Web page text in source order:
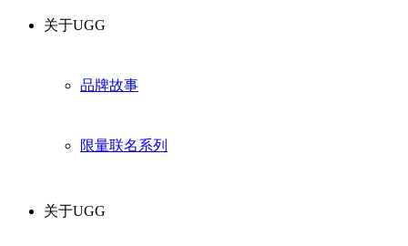
关于UGG
品牌故事
限量联名系列
关于UGG